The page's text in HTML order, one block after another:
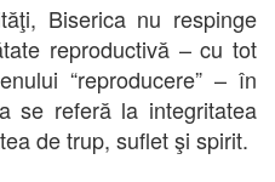
Biserica nu respinge
reproductivă – cu tot
“reproducere” – în
se referă la integritatea
de trup, suflet şi spirit.